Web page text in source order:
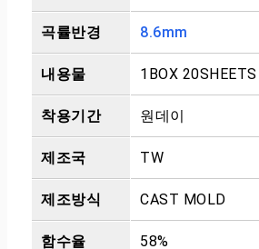
곡률반경 8.6mm
내용물 1BOX 20SHEETS
착용기간 원데이
제조국 TW
제조방식 CAST MOLD
함수율 58%